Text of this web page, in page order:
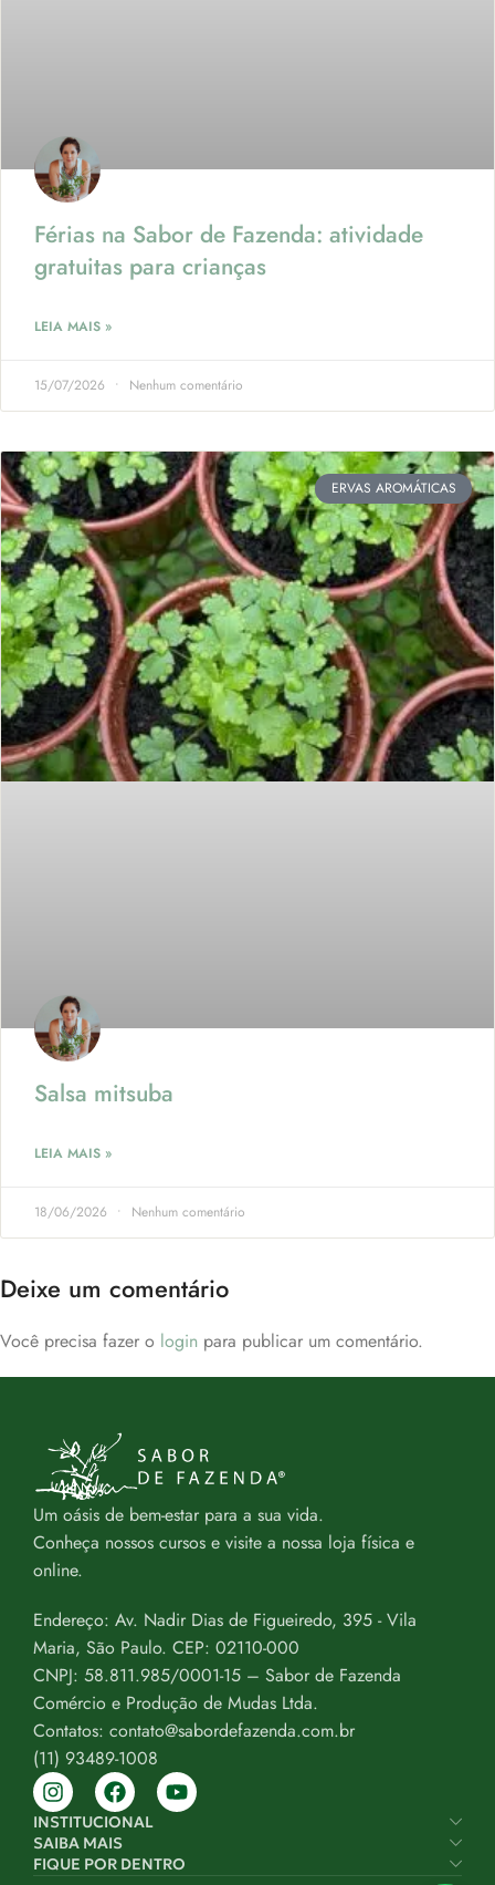
Férias na Sabor de Fazenda: atividade
gratuitas para crianças
LEIA MAIS »
15/07/2026 Nenhum comentário
ERVAS AROMÁTICAS
Salsa mitsuba
LEIA MAIS »
18/06/2026 Nenhum comentário
Deixe um comentário
Você precisa fazer o login para publicar um comentário.
Um oásis de bem-estar para a sua vida.
Conheça nossos cursos e visite a nossa loja física e
online.
Endereço: Av. Nadir Dias de Figueiredo, 395 - Vila
Maria, São Paulo. CEP: 02110-000
CNPJ: 58.811.985/0001-15 – Sabor de Fazenda
Comércio e Produção de Mudas Ltda.
Contatos: contato@sabordefazenda.com.br
(11) 93489-1008
INSTITUCIONAL
SAIBA MAIS
FIQUE POR DENTRO